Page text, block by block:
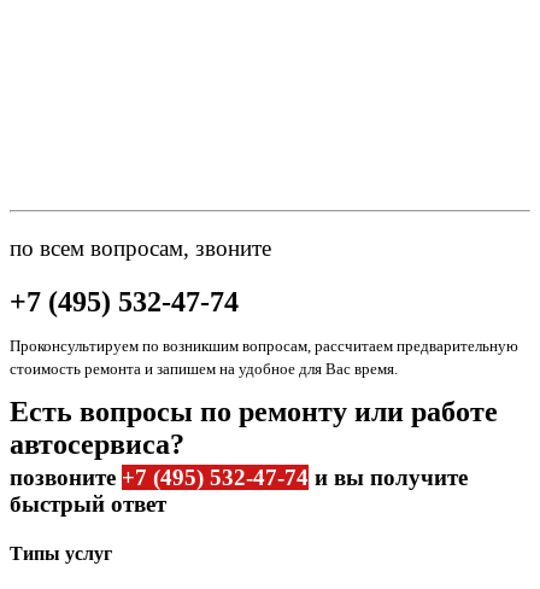
по всем вопросам, звоните
+7 (495) 532-47-74
Проконсультируем по возникшим вопросам, рассчитаем предварительную
стоимость ремонта и запишем на удобное для Вас время.
Есть вопросы по ремонту или работе
автосервиса?
позвоните +7 (495) 532-47-74 и вы получите
быстрый ответ
Типы услуг